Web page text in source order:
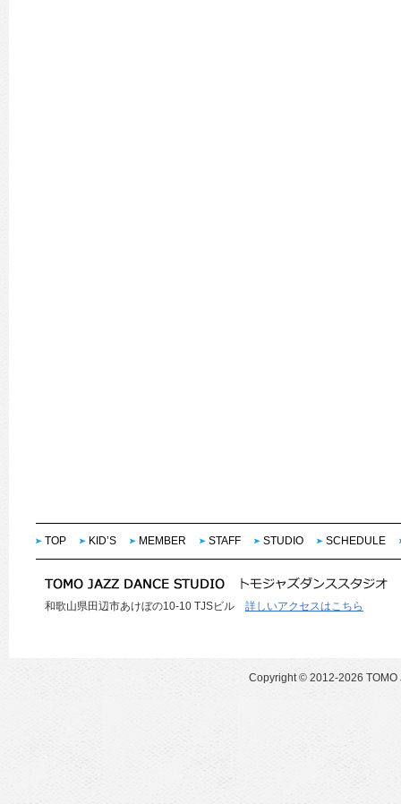
TOP KID’S MEMBER STAFF STUDIO SCHEDULE
和歌山県田辺市あけぼの10-10 TJSビル 詳しいアクセスはこちら
Copyright © 2012-2026 TOMO